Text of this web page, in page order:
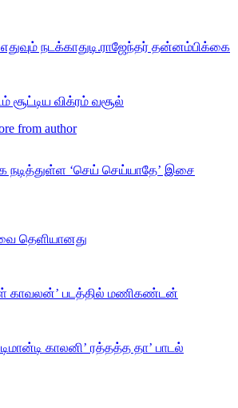
நடக்காதுடி.ராஜேந்தர் தன்னம்பிக்கை
சூட்டிய விக்ரம் வசூல்
from author
நடித்துள்ள ‘செய் செய்யாதே’ இசை
தெளியானது
காவலன்’ படத்தில் மணிகண்டன்
காலனி’ ரத்தத்த தா’ பாடல்